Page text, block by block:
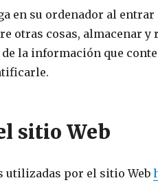
en su ordenador al
otras cosas, almacenar
la información que
sitio Web
utilizadas por el sitio Web